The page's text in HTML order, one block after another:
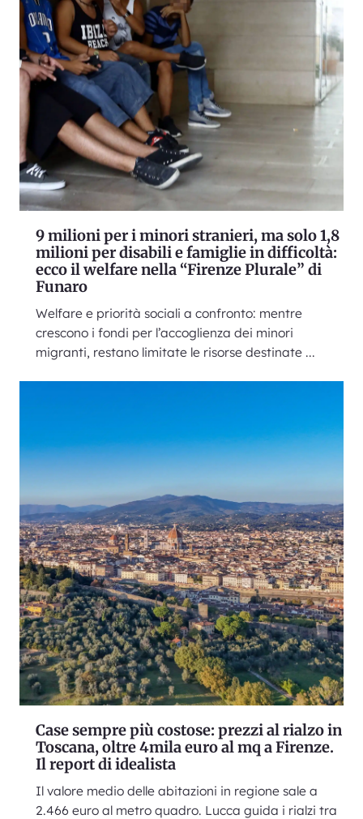
9 milioni per i minori stranieri, ma solo 1,8
milioni per disabili e famiglie in difficoltà:
ecco il welfare nella “Firenze Plurale” di
Funaro
Welfare e priorità sociali a confronto: mentre
crescono i fondi per l’accoglienza dei minori
migranti, restano limitate le risorse destinate ...
Case sempre più costose: prezzi al rialzo in
Toscana, oltre 4mila euro al mq a Firenze.
Il report di idealista
Il valore medio delle abitazioni in regione sale a
2.466 euro al metro quadro. Lucca guida i rialzi tra